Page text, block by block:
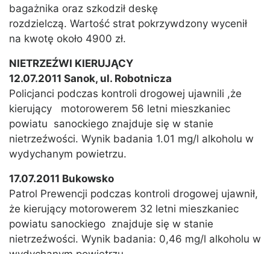
bagażnika oraz szkodził deskę
rozdzielczą. Wartość strat pokrzywdzony wycenił
na kwotę około 4900 zł.
NIETRZEŹWI KIERUJĄCY
12.07.2011 Sanok, ul. Robotnicza
Policjanci podczas kontroli drogowej ujawnili ,że
kierujący motorowerem 56 letni mieszkaniec
powiatu sanockiego znajduje się w stanie
nietrzeźwości. Wynik badania 1.01 mg/l alkoholu w
wydychanym powietrzu.
17.07.2011 Bukowsko
Patrol Prewencji podczas kontroli drogowej ujawnił,
że kierujący motorowerem 32 letni mieszkaniec
powiatu sanockiego znajduje się w stanie
nietrzeźwości. Wynik badania: 0,46 mg/l alkoholu w